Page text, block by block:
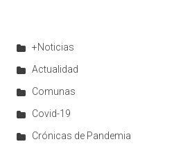
+Noticias
Actualidad
Comunas
Covid-19
Crónicas de Pandemia